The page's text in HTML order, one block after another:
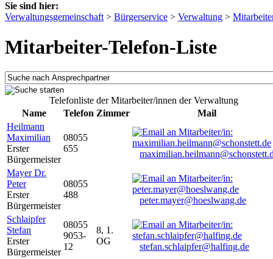
Sie sind hier:
Verwaltungsgemeinschaft > Bürgerservice > Verwaltung >
Mitarbeiter-Telefon-Liste
Telefonliste der Mitarbeiter/innen der Verwaltung
Name
Telefon Zimmer
Mail
Heilmann
Maximilian
Erster
Bürgermeister
08055
655
Mayer Dr.
Peter
Erster
Bürgermeister
08055
488
peter.mayer@hoeslwang.de
Schlaipfer
Stefan
Erster
Bürgermeister
08055
9053-
12
8, 1.
OG
stefan.schlaipfer@halfing.de